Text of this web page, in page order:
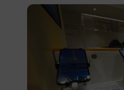
En savoir plus